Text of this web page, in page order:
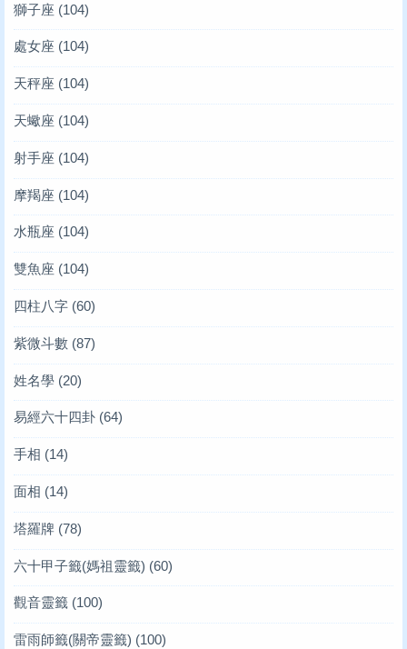
獅子座 (104)
處女座 (104)
天秤座 (104)
天蠍座 (104)
射手座 (104)
摩羯座 (104)
水瓶座 (104)
雙魚座 (104)
四柱八字 (60)
紫微斗數 (87)
姓名學 (20)
易經六十四卦 (64)
手相 (14)
面相 (14)
塔羅牌 (78)
六十甲子籤(媽祖靈籤) (60)
觀音靈籤 (100)
雷雨師籤(關帝靈籤) (100)